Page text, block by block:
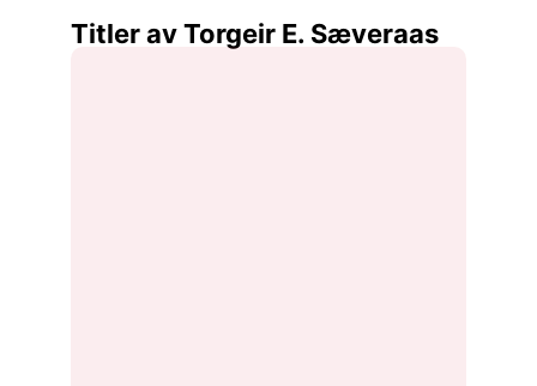
Titler av Torgeir E. Sæveraas